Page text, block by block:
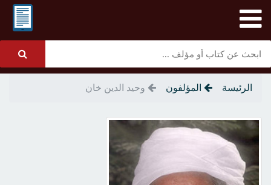
الرئيسة المؤلفون وحيد الدين خان